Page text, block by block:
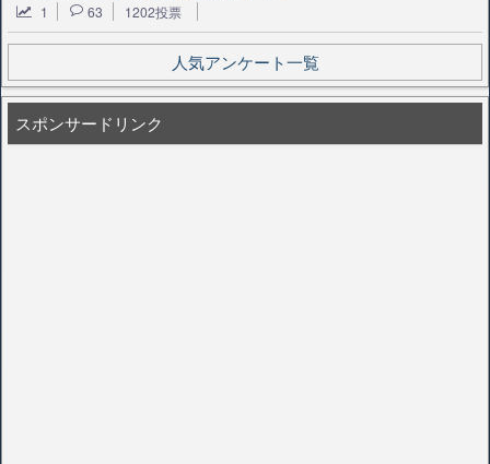
1 63 1202投票
人気アンケート一覧
スポンサードリンク